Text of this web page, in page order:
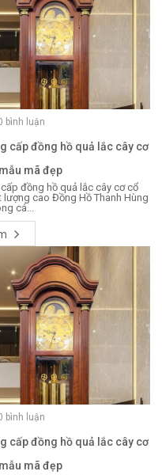
bình luận
cấp đồng hồ quả lắc cây cơ
mã đẹp
đồng hồ quả lắc cây cơ cổ
lượng cao Đồng Hồ Thanh Hùng
cá...
bình luận
cấp đồng hồ quả lắc cây cơ
mã đẹp